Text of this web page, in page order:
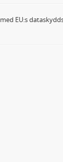
EU:s